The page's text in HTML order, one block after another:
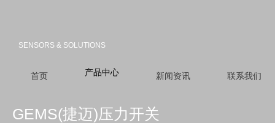
SENSORS & SOLUTIONS
首页 产品中心 新闻资讯 联系我们
GEMS(捷迈)压力开关